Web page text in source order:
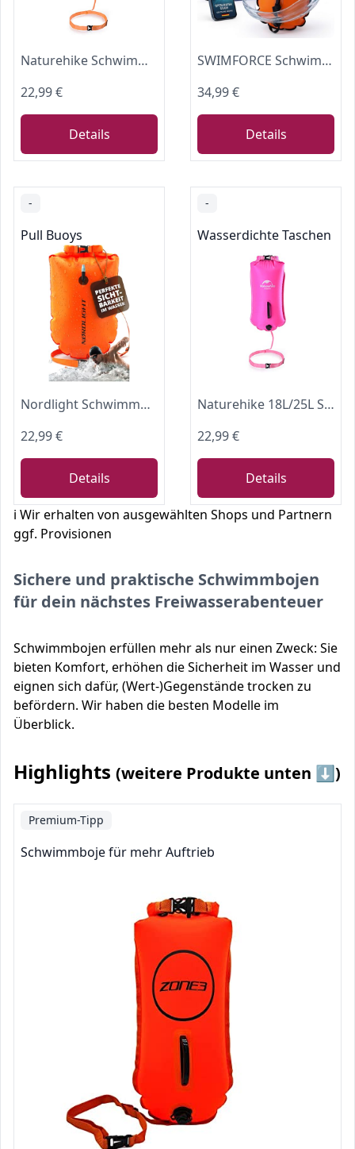
Naturehike Schwimmboje Dry Bag Wasserdichter Trockensack 18L Aufblasbare Schwimmende Flotation Swim Boje Strandtasche für Open Water, Swimming Buoy, Triathlon (Orange)
22,99 €
Details
SWIMFORCE Schwimmboje Erwachsene Freiwasser [28L] – Aufblasbare Boje & Trockentasche für Sicherheit & Sichtbarkeit – Quick-Access-Fach, Hüftgurt – für Triathlon, SUP, Kajak & Wildschwimmen
34,99 €
Details
-
Pull Buoys
Nordlight Schwimmboje - Dry Bag Schwimmhilfe Erwachsene wasserdichte Tasche, Aufblasbarer wasserfester Beutel + Boje für Schwimmen Triathlon Wasser Nassbeutel Packsack Sicherheitsboje - 28L Classic
22,99 €
Details
-
Wasserdichte Taschen
Naturehike 18L/25L Schwimmboje Zwei Airbags Swim Boje Trockensack wasserdichte Strandtasche mit Verstellbarer Hüftgurtfür Schwimmer Küstenstrand-Rosa/18L
22,99 €
Details
ℹ️ Wir erhalten von ausgewählten Shops und Partnern
ggf. Provisionen
Sichere und praktische Schwimmbojen
für dein nächstes Freiwasserabenteuer
Schwimmbojen erfüllen mehr als nur einen Zweck: Sie
bieten Komfort, erhöhen die Sicherheit im Wasser und
eignen sich dafür, (Wert-)Gegenstände trocken zu
befördern. Wir haben die besten Modelle im
Überblick.
Highlights (weitere Produkte unten ⬇️)
Premium-Tipp
Schwimmboje für mehr Auftrieb